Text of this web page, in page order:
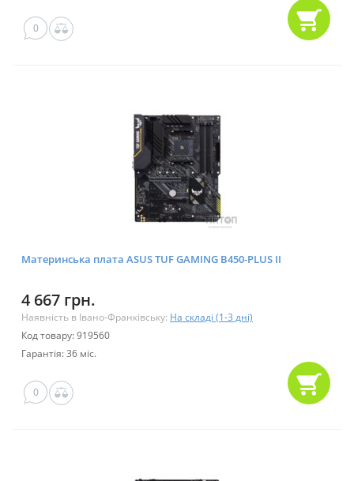
0
Материнська плата ASUS TUF GAMING B450-PLUS II
4 667 грн.
Наявність в Івано-Франківську: На складі (1-3 дні)
Код товару: 919560
Гарантія: 36 міс.
0